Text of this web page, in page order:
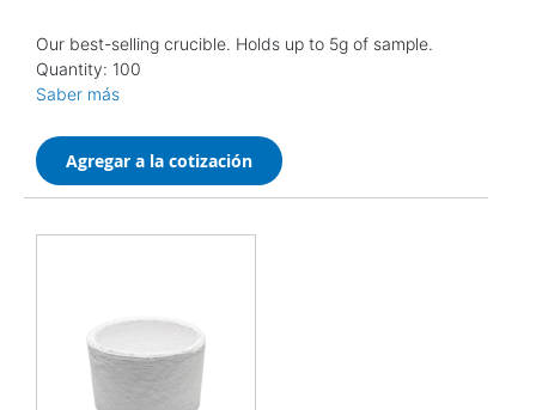
Our best-selling crucible. Holds up to 5g of sample.
Quantity: 100
Saber más
Agregar a la cotización